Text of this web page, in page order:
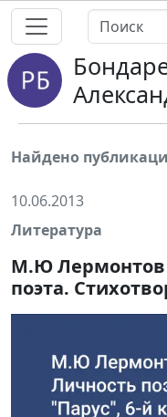
Найдено
10.06.2013
Литература
М.Ю Лермонтов
поэта.